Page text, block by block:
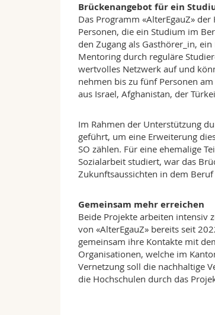
Brückenangebot für ein
Das Programm «AlterEgauZ»
Personen, die ein Studium im
den Zugang als Gasthörer_in,
Mentoring durch reguläre
wertvolles Netzwerk auf und
nehmen bis zu fünf Personen
aus Israel, Afghanistan, der
Im Rahmen der Unterstützung
geführt, um eine Erweiterung
SO zählen. Für eine ehemalige
Sozialarbeit studiert, war das
Zukunftsaussichten in dem
Gemeinsam mehr erreichen
Beide Projekte arbeiten intensiv
von «AlterEgauZ» bereits seit
gemeinsam ihre Kontakte mit
Organisationen, welche im
Vernetzung soll die nachhaltige
die Hochschulen durch das